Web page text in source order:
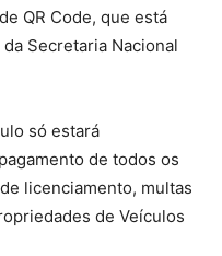
QR Code, que está
Secretaria Nacional
só estará
de todos os
licenciamento, multas
de Veículos